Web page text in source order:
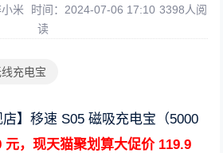
米 时间：2024-07-06 17:10 3398人阅
读
充电宝
】移速 S05 磁吸充电宝（5000
元，现天猫聚划算大促价 119.9